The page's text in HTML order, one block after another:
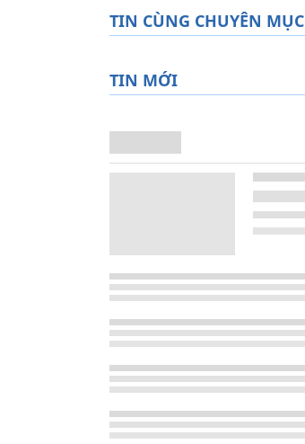
TIN CÙNG CHUYÊN MỤC
TIN MỚI